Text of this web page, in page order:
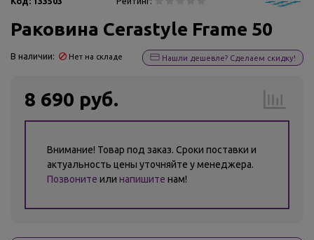
Раковина Cerastyle Frame 50
В наличии: Нет на складе Нашли дешевле? Сделаем скидку!
8 690 руб.
Внимание! Товар под заказ. Сроки поставки и
актуальность цены уточняйте у менеджера.
Позвоните или напишите нам!